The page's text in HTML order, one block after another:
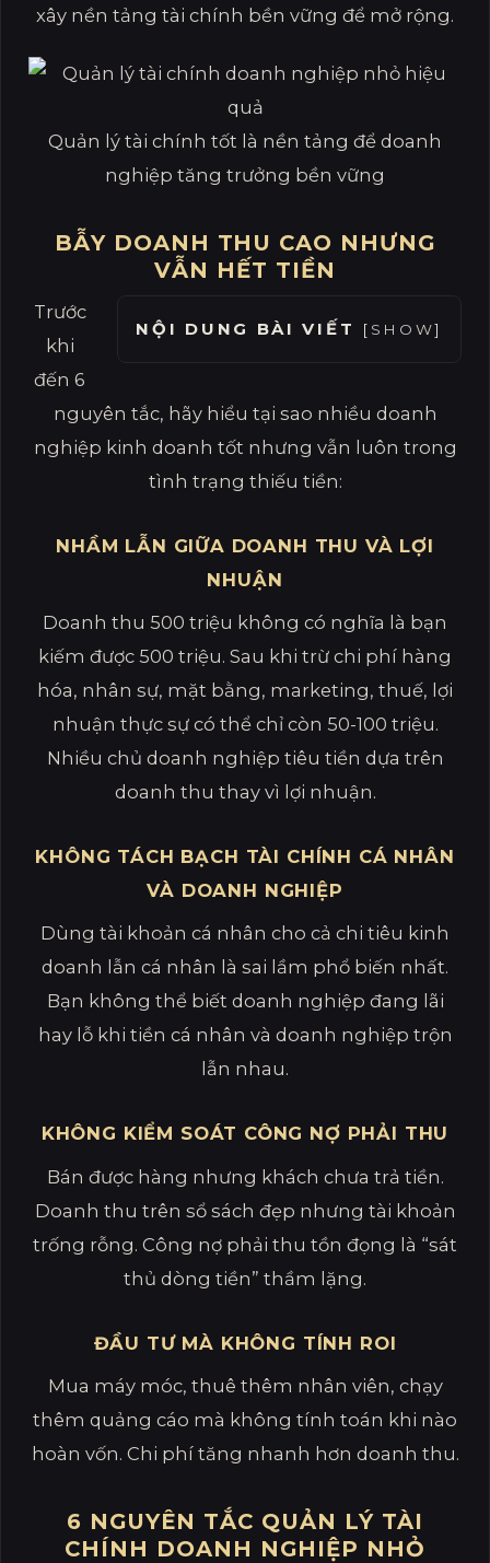
xây nền tảng tài chính bền vững để mở rộng.
Quản lý tài chính tốt là nền tảng để doanh
nghiệp tăng trưởng bền vững
BẪY DOANH THU CAO NHƯNG
VẪN HẾT TIỀN
NỘI DUNG BÀI VIẾT [ SHOW]
Trước
khi
đến 6
nguyên tắc, hãy hiểu tại sao nhiều doanh
nghiệp kinh doanh tốt nhưng vẫn luôn trong
tình trạng thiếu tiền:
NHẦM LẪN GIỮA DOANH THU VÀ LỢI
NHUẬN
Doanh thu 500 triệu không có nghĩa là bạn
kiếm được 500 triệu. Sau khi trừ chi phí hàng
hóa, nhân sự, mặt bằng, marketing, thuế, lợi
nhuận thực sự có thể chỉ còn 50-100 triệu.
Nhiều chủ doanh nghiệp tiêu tiền dựa trên
doanh thu thay vì lợi nhuận.
KHÔNG TÁCH BẠCH TÀI CHÍNH CÁ NHÂN
VÀ DOANH NGHIỆP
Dùng tài khoản cá nhân cho cả chi tiêu kinh
doanh lẫn cá nhân là sai lầm phổ biến nhất.
Bạn không thể biết doanh nghiệp đang lãi
hay lỗ khi tiền cá nhân và doanh nghiệp trộn
lẫn nhau.
KHÔNG KIỂM SOÁT CÔNG NỢ PHẢI THU
Bán được hàng nhưng khách chưa trả tiền.
Doanh thu trên sổ sách đẹp nhưng tài khoản
trống rỗng. Công nợ phải thu tồn đọng là “sát
thủ dòng tiền” thầm lặng.
ĐẦU TƯ MÀ KHÔNG TÍNH ROI
Mua máy móc, thuê thêm nhân viên, chạy
thêm quảng cáo mà không tính toán khi nào
hoàn vốn. Chi phí tăng nhanh hơn doanh thu.
6 NGUYÊN TẮC QUẢN LÝ TÀI
CHÍNH DOANH NGHIỆP NHỎ